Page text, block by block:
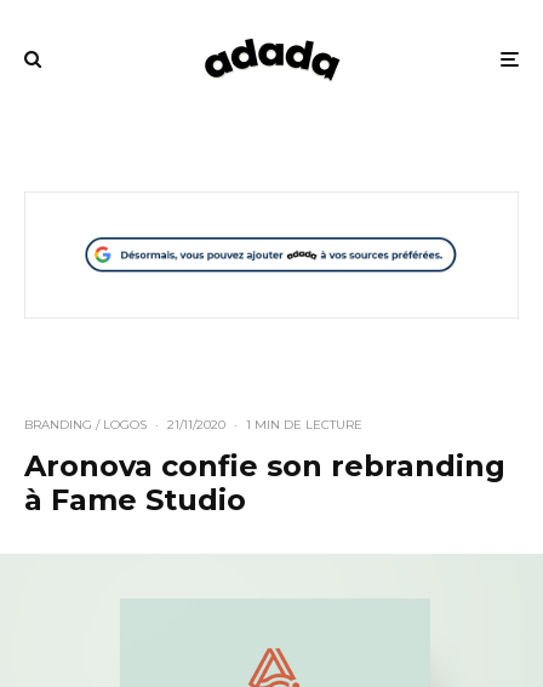
BRANDING / LOGOS · 21/11/2020 · 1 MIN DE LECTURE
Aronova confie son rebranding
à Fame Studio